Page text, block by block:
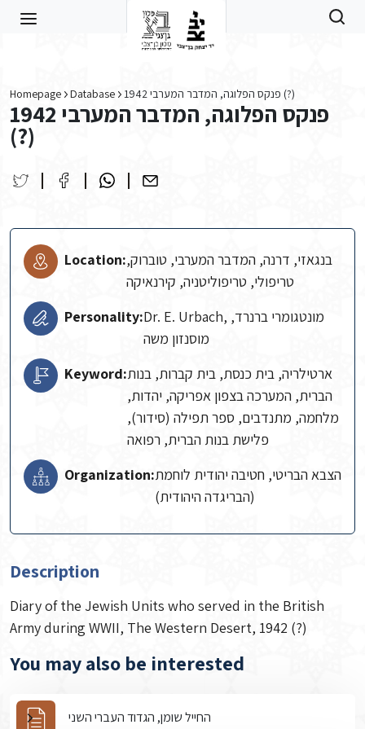
Homepage Database פנקס הפלוגה, המדבר המערבי 1942 (?)
פנקס הפלוגה, המדבר המערבי 1942
(?)
Location:בנגאזי, דרנה, המדבר המערבי, טוברוק,
טריפולי, טריפוליטניה, קירנאיקה
Personality:Dr. E. Urbach, מונטגומרי ברנרד,
מוסנזון משה
Keyword:ארטילריה, בית כנסת, בית קברות, בנות
הברית, המערכה בצפון אפריקה, יהדות,
מלחמה, מתנדבים, ספר תפילה (סידור),
פלישת בנות הברית, רפואה
Organization:הצבא הבריטי, חטיבה יהודית לוחמת
(הבריגדה היהודית)
Description
Diary of the Jewish Units who served in the British
Army during WWII, The Western Desert, 1942 (?)
You may also be interested
החייל שומן, הגדוד העברי השני